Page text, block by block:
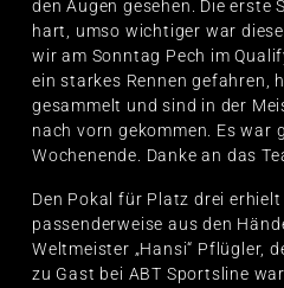
den Augen gesehen. Die
hart, umso wichtiger war
wir am Sonntag Pech im
ein starkes Rennen gefahren,
gesammelt und sind in der
nach vorn gekommen. Es war
Wochenende. Danke an das
Den Pokal für Platz drei
passenderweise aus den
Weltmeister „Hansi“ Pflügler,
zu Gast bei ABT Sportsline